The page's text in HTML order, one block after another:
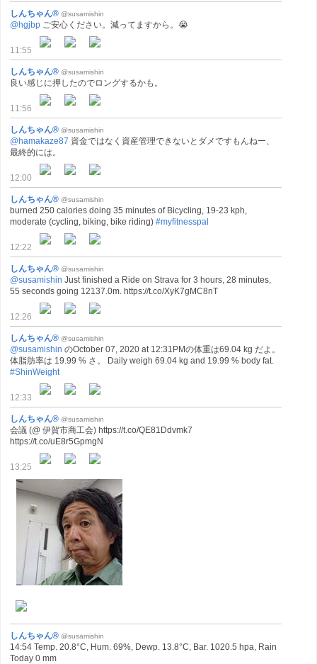
しんちゃん® @susamishin
@hgjbp ご安心ください。減ってますから。😭
11:55
しんちゃん® @susamishin
良い感じに押したのでロングするかも。
11:56
しんちゃん® @susamishin
@hamakaze87 資金ではなく資産管理できないとダメですもんねー、
最終的には。
12:00
しんちゃん® @susamishin
burned 250 calories doing 35 minutes of Bicycling, 19-23 kph,
moderate (cycling, biking, bike riding) #myfitnesspal
12:22
しんちゃん® @susamishin
@susamishin Just finished a Ride on Strava for 3 hours, 28 minutes,
55 seconds going 12137.0m. https://t.co/XyK7gMC8nT
12:26
しんちゃん® @susamishin
@susamishin のOctober 07, 2020 at 12:31PMの体重は69.04 kg だよ。
体脂肪率は 19.99 % さ。 Daily weigh 69.04 kg and 19.99 % body fat.
#ShinWeight
12:33
しんちゃん® @susamishin
会議 (@ 伊賀市商工会) https://t.co/QE81Ddvmk7
https://t.co/uE8r5GpmgN
13:25
しんちゃん® @susamishin
14:54 Temp. 20.8°C, Hum. 69%, Dewp. 13.8°C, Bar. 1020.5 hpa, Rain
Today 0 mm